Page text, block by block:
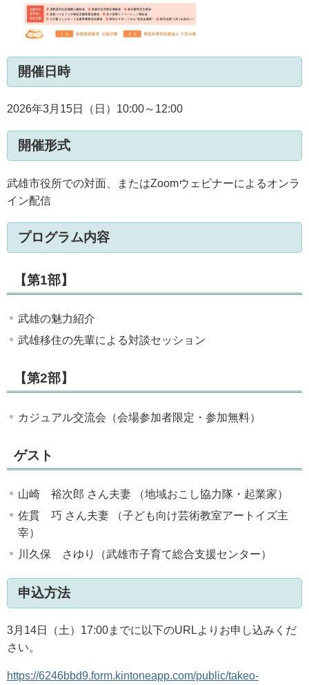
開催日時
2026年3月15日（日）10:00～12:00
開催形式
武雄市役所での対面、またはZoomウェビナーによるオンラ
イン配信
プログラム内容
【第1部】
武雄の魅力紹介
武雄移住の先輩による対談セッション
【第2部】
カジュアル交流会（会場参加者限定・参加無料）
ゲスト
山崎 裕次郎 さん夫妻 （地域おこし協力隊・起業家）
佐貫 巧 さん夫妻 （子ども向け芸術教室アートイズ主
宰）
川久保 さゆり（武雄市子育て総合支援センター）
申込方法
3月14日（土）17:00までに以下のURLよりお申し込みくだ
さい。
https://6246bbd9.form.kintoneapp.com/public/takeo-